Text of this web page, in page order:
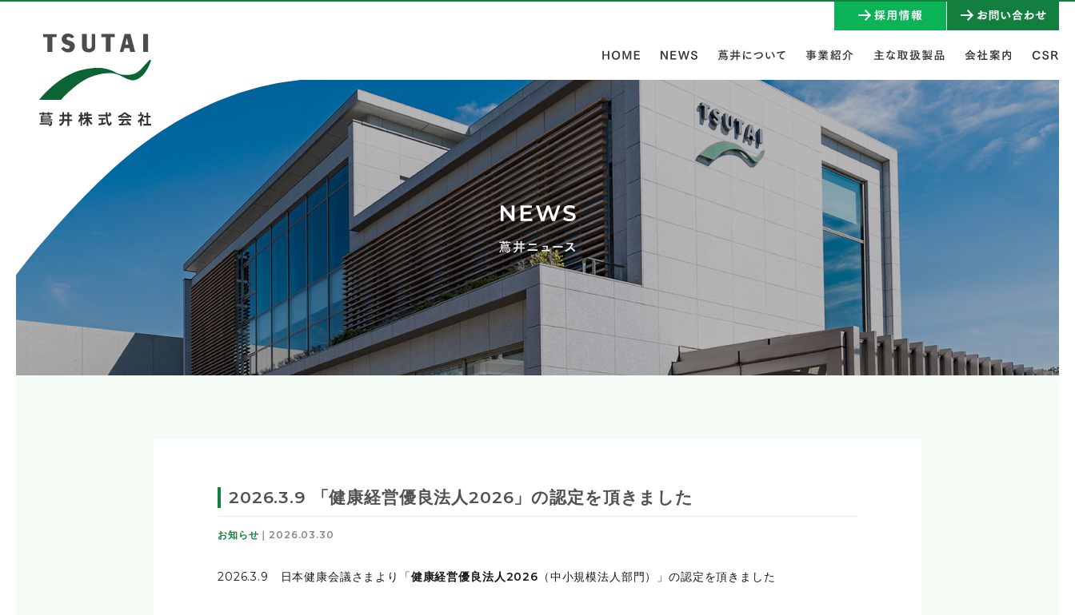
2026.3.9 「健康経営優良法人2026」の認定を頂きました
お知らせ ｜2026.03.30
2026.3.9 日本健康会議さまより「健康経営優良法人2026 （中小規模法人部門）」の認定を頂きました